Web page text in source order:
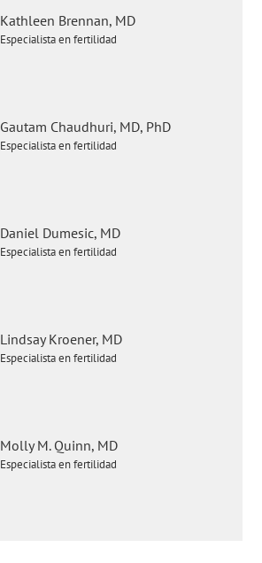
Kathleen Brennan, MD
Especialista en fertilidad
Gautam Chaudhuri, MD, PhD
Especialista en fertilidad
Daniel Dumesic, MD
Especialista en fertilidad
Lindsay Kroener, MD
Especialista en fertilidad
Molly M. Quinn, MD
Especialista en fertilidad